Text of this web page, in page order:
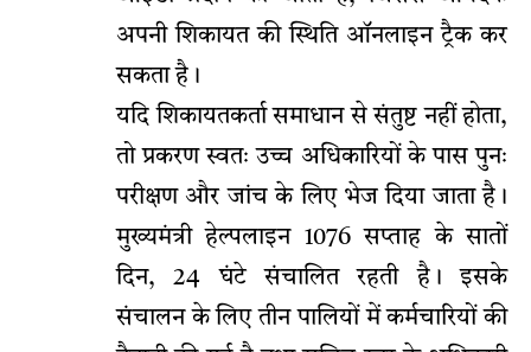
अपनी शिकायत की स्थिति ऑनलाइन ट्रैक कर
सकता है।
यदि शिकायतकर्ता समाधान से संतुष्ट नहीं होता,
तो प्रकरण स्वतः उच्च अधिकारियों के पास पुनः
परीक्षण और जांच के लिए भेज दिया जाता है।
मुख्यमंत्री हेल्पलाइन 1076 सप्ताह के सातों
दिन, 24 घंटे संचालित रहती है। इसके
संचालन के लिए तीन पालियों में कर्मचारियों की